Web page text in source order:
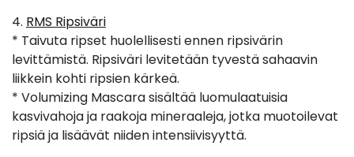
4. RMS Ripsiväri
* Taivuta ripset huolellisesti ennen ripsivärin
levittämistä. Ripsiväri levitetään tyvestä sahaavin
liikkein kohti ripsien kärkeä.
* Volumizing Mascara sisältää luomulaatuisia
kasvivahoja ja raakoja mineraaleja, jotka muotoilevat
ripsiä ja lisäävät niiden intensiivisyyttä.